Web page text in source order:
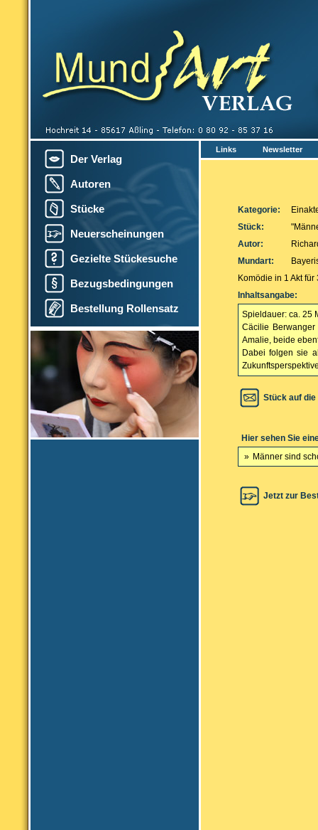
Der Verlag
Autoren
Stücke
Neuerscheinungen
Gezielte Stückesuche
Bezugsbedingungen
Bestellung Rollensatz
Links Newsletter
Kategorie:
Stück:
Autor:
Mundart:
Komödie in 1 Akt
Inhaltsangabe:
Spieldauer: ca. 25
Cäcilie
Amalie, beide
Dabei folgen sie
Stück auf
Hier sehen Sie
» Männer sind
Jetzt zur